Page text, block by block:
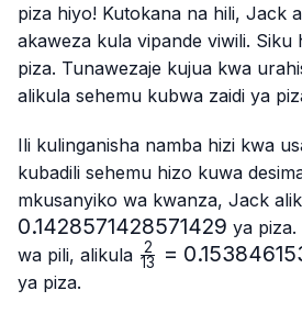
piza hiyo! Kutokana na hili, Jack
akaweza kula vipande viwili. Siku
piza. Tunawezaje kujua kwa
alikula sehemu kubwa zaidi ya
Ili kulinganisha namba hizi kwa
kubadili sehemu hizo kuwa
mkusanyiko wa kwanza, Jack
0.1428571428571429 ya piza.
wa pili, alikula \frac{2}
13
2 =
ya piza.